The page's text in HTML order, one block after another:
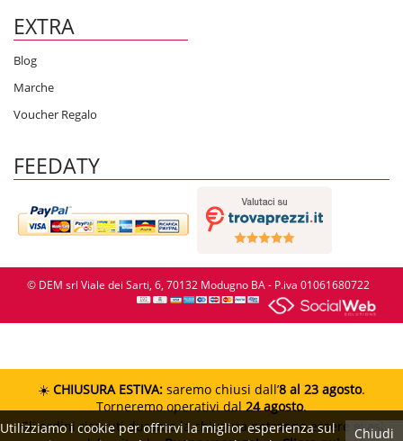
EXTRA
Blog
Marche
Voucher Regalo
FEEDATY
© DEM srl Viale dei Sarti, 6, 70132 Modugno BA - P.iva 01061680722
Chiudi
Utilizziamo i cookie per offrirvi la miglior esperienza sul
☀️ CHIUSURA ESTIVA: saremo chiusi dall’8 al 23 agosto.
Torneremo operativi dal24 agosto.
Gli ordini ricevuti durante la chiusura potranno essere evasi